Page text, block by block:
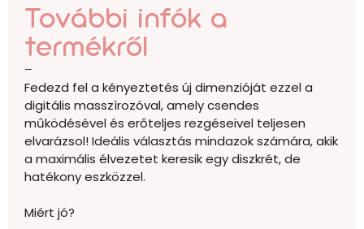
További infók a
termékről
–
Fedezd fel a kényeztetés új dimenzióját ezzel a
digitális masszírozóval, amely csendes
működésével és erőteljes rezgéseivel teljesen
elvarázsol! Ideális választás mindazok számára, akik
a maximális élvezetet keresik egy diszkrét, de
hatékony eszközzel.
Miért jó?